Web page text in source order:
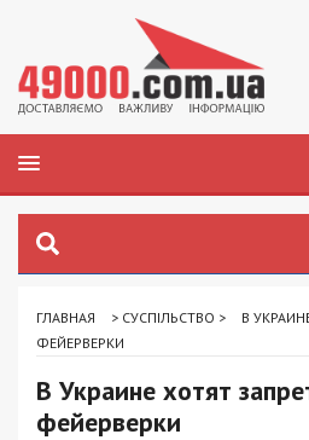
ГЛАВНАЯ > СУСПІЛЬСТВО >
В
ФЕЙЕРВЕРКИ
В Украине хотят
фейерверки